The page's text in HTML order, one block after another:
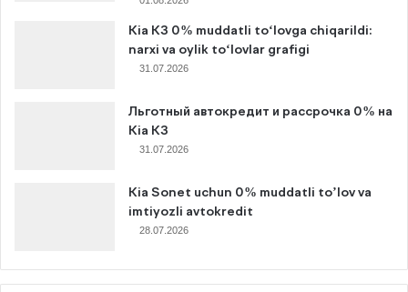
Kia K3 0% muddatli to‘lovga chiqarildi:
narxi va oylik to‘lovlar grafigi
31.07.2026
Льготный автокредит и рассрочка 0% на
Kia K3
31.07.2026
Kia Sonet uchun 0% muddatli to’lov va
imtiyozli avtokredit
28.07.2026